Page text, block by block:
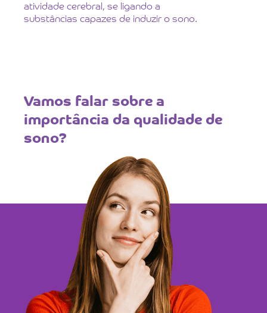
atividade cerebral, se ligando a
substâncias capazes de induzir o sono.
Vamos falar sobre a
importância da qualidade de
sono?